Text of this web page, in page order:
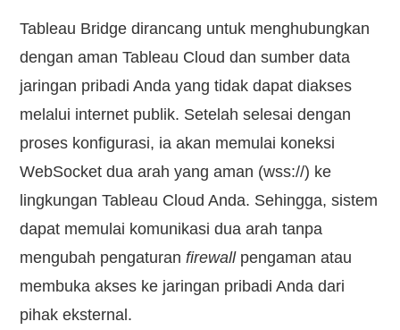
Tableau Bridge dirancang untuk menghubungkan
dengan aman Tableau Cloud dan sumber data
jaringan pribadi Anda yang tidak dapat diakses
melalui internet publik. Setelah selesai dengan
proses konfigurasi, ia akan memulai koneksi
WebSocket dua arah yang aman (wss://) ke
lingkungan Tableau Cloud Anda. Sehingga, sistem
dapat memulai komunikasi dua arah tanpa
mengubah pengaturanfirewall pengaman atau
membuka akses ke jaringan pribadi Anda dari
pihak eksternal.